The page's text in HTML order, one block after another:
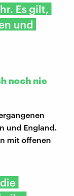
Es gilt,
und
noch nie
und England.
mit offenen